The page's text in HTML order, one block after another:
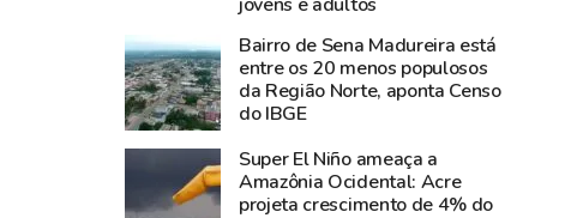
diz
que
show
cantora
perde
Carlos
Pinto,
criador
Shampoo
Bairro de Sena Madureira está
entre os 20 menos populosos
da Região Norte, aponta Censo
do IBGE
Super El Niño ameaça a
Amazônia Ocidental: Acre
projeta crescimento de 4% do